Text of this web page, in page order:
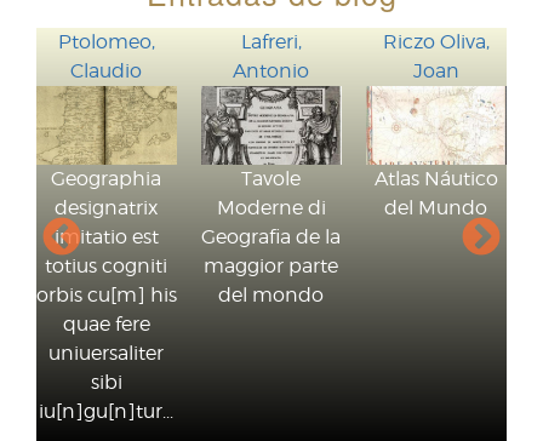
Ptolomeo,
Claudio
Geographia
designatrix
imitatio est
totius cogniti
orbis cu[m] his
quae fere
uniuersaliter
sibi
iu[n]gu[n]tur...
Lafreri,
Antonio
Tavole
Moderne di
Geografia de la
maggior parte
del mondo
Riczo Oliva,
Joan
Atlas Náutico
del Mundo